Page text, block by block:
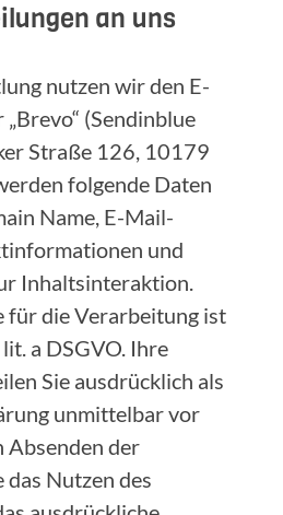
an uns
nutzen wir den E-
(Sendinblue
Straße 126, 10179
folgende Daten
Name, E-Mail-
und
Inhaltsinteraktion.
für die Verarbeitung ist
a DSGVO. Ihre
Sie ausdrücklich als
unmittelbar vor
Absenden der
Nutzen des